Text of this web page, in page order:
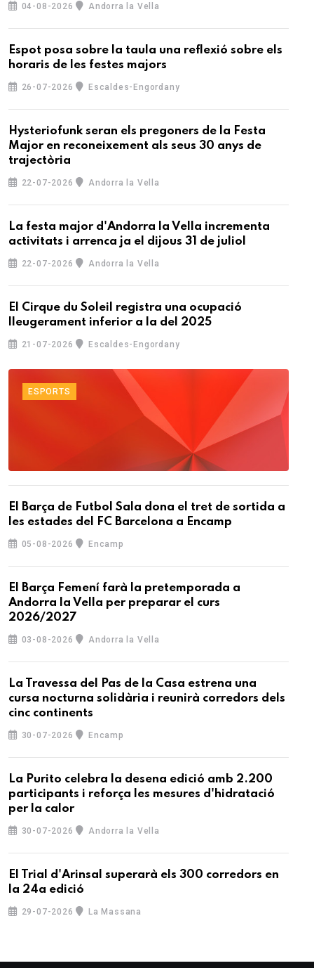
04-08-2026 Andorra la Vella
Espot posa sobre la taula una reflexió sobre els
horaris de les festes majors
26-07-2026 Escaldes-Engordany
Hysteriofunk seran els pregoners de la Festa
Major en reconeixement als seus 30 anys de
trajectòria
22-07-2026 Andorra la Vella
La festa major d'Andorra la Vella incrementa
activitats i arrenca ja el dijous 31 de juliol
22-07-2026 Andorra la Vella
El Cirque du Soleil registra una ocupació
lleugerament inferior a la del 2025
21-07-2026 Escaldes-Engordany
ESPORTS
El Barça de Futbol Sala dona el tret de sortida a
les estades del FC Barcelona a Encamp
05-08-2026 Encamp
El Barça Femení farà la pretemporada a
Andorra la Vella per preparar el curs
2026/2027
03-08-2026 Andorra la Vella
La Travessa del Pas de la Casa estrena una
cursa nocturna solidària i reunirà corredors dels
cinc continents
30-07-2026 Encamp
La Purito celebra la desena edició amb 2.200
participants i reforça les mesures d'hidratació
per la calor
30-07-2026 Andorra la Vella
El Trial d'Arinsal superarà els 300 corredors en
la 24a edició
29-07-2026 La Massana